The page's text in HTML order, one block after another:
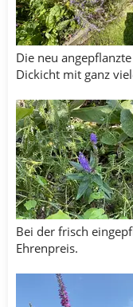
Die neu
Dickicht mit ganz
Bei der frisch
Ehrenpreis.